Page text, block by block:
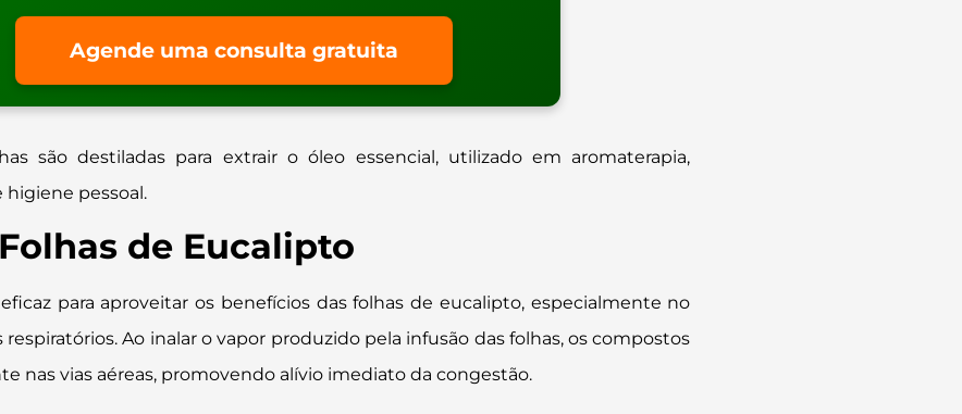
Agende uma consulta gratuita
são destiladas para extrair o óleo essencial, utilizado em aromaterapia,
higiene pessoal.
de Eucalipto
para aproveitar os benefícios das folhas de eucalipto, especialmente no
Ao inalar o vapor produzido pela infusão das folhas, os compostos
nas vias aéreas, promovendo alívio imediato da congestão.